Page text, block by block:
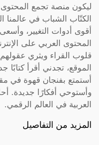
ليكون منصة تجمع المحتوى
الكتّاب الشباب في عالمنا
أقوى أدوات التغيير،
المحتوى العربي على
قلوب القراء ويثري
الموقع، تجدني أقرأ
أستمتع بفنجان قهوة في
وأستوحي أفكارًا جديدة.
العربية في العالم الرقمي.
المزيد من التفاصيل